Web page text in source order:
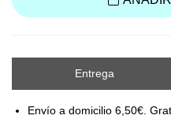
Entrega
Envío a domicilio 6,50€.